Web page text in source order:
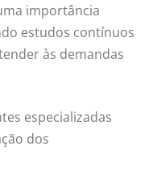
importância
estudos contínuos
às demandas
especializadas
dos